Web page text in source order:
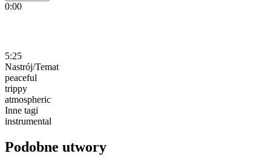
0:00
5:25
Nastrój/Temat
peaceful
trippy
atmospheric
Inne tagi
instrumental
Podobne utwory